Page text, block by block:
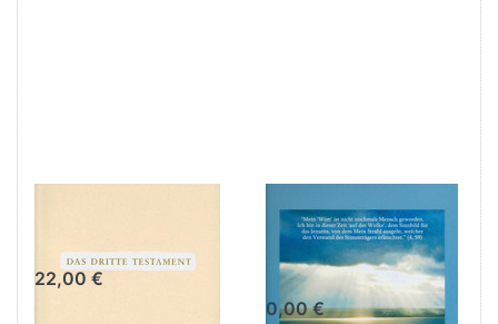
22,00 €
Einführung in
das Buch des
wahren Lebens
0,00 €